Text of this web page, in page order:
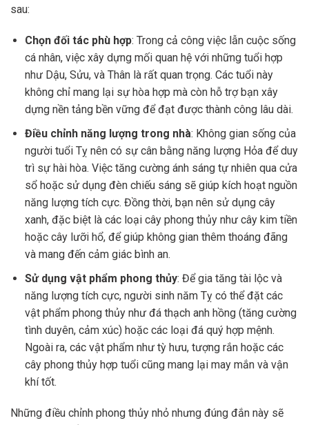
sau:
Chọn đối tác phù hợp: Trong cả công việc lẫn cuộc sống
cá nhân, việc xây dựng mối quan hệ với những tuổi hợp
như Dậu, Sửu, và Thân là rất quan trọng. Các tuổi này
không chỉ mang lại sự hòa hợp mà còn hỗ trợ bạn xây
dựng nền tảng bền vững để đạt được thành công lâu dài.
Điều chỉnh năng lượng trong nhà: Không gian sống của
người tuổi Tỵ nên có sự cân bằng năng lượng Hỏa để duy
trì sự hài hòa. Việc tăng cường ánh sáng tự nhiên qua cửa
sổ hoặc sử dụng đèn chiếu sáng sẽ giúp kích hoạt nguồn
năng lượng tích cực. Đồng thời, bạn nên sử dụng cây
xanh, đặc biệt là các loại cây phong thủy như cây kim tiền
hoặc cây lưỡi hổ, để giúp không gian thêm thoáng đãng
và mang đến cảm giác bình an.
Sử dụng vật phẩm phong thủy: Để gia tăng tài lộc và
năng lượng tích cực, người sinh năm Tỵ có thể đặt các
vật phẩm phong thủy như đá thạch anh hồng (tăng cường
tình duyên, cảm xúc) hoặc các loại đá quý hợp mệnh.
Ngoài ra, các vật phẩm như tỳ hưu, tượng rắn hoặc các
cây phong thủy hợp tuổi cũng mang lại may mắn và vận
khí tốt.
Những điều chỉnh phong thủy nhỏ nhưng đúng đắn này sẽ